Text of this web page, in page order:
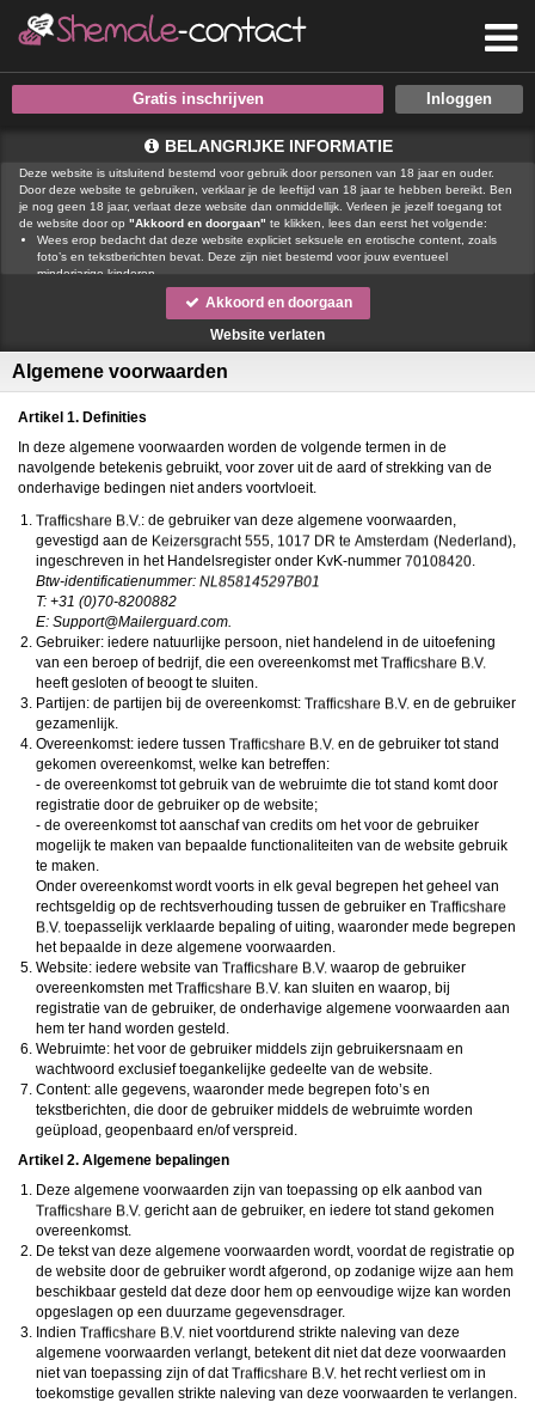
Gratis inschrijven
BELANGRIJKE INFORMATIE
Deze website is uitsluitend bestemd voor gebruik door personen van 18 jaar en ouder.
Door deze website te gebruiken, verklaar je de leeftijd van 18 jaar te hebben bereikt. Ben
je nog geen 18 jaar, verlaat deze website dan onmiddellijk. Verleen je jezelf toegang tot
de website door op "Akkoord en doorgaan" te klikken, lees dan eerst het volgende:
Wees erop bedacht dat deze website expliciet seksuele en erotische content, zoals
foto’s en tekstberichten bevat. Deze zijn niet bestemd voor jouw eventueel
minderjarige kinderen.
gebruikt functionele, analytische cookies, social media cookies en
vergelijkbare technieken, zoals Google Webmaster Tools, Google Analytics, Alexa
Certify, Yandex, Hotjar, Histats en Statcounter die automatisch gegevens kunnen
verzamelen wanneer je de website bezoekt. De gegevens verkregen uit de cookies,
teneinde het voor
Wees voorzichtig bij het praten met vreemden via deze website. Je weet immers nooit
achternaam, e-mailadres, huis- of werkadres, telefoonnummer of andere naar jou
herleidbare gegevens op deze website.
Zet iemand jou onder druk op deze website, bijvoorbeeld om persoonlijke of financiële
gegevens te verstrekken? Stop dan meteen met het communiceren met deze persoon.
Let er ook op dat mensen in staat zijn op een listige manier dergelijke gegevens van je
Voorkom dat jouw minderjarige kinderen met erotische of anderszins voor minderjarigen
ongeschikte online content in aanraking komen. Daarvoor enkele tips:
Installeer programma’s voor ouderlijk toezicht op jouw apparaat . Voorbeelden van
programma’s voor ouderlijk toezicht zijnNetnanny
. Deze programma’s werken zodanig dat toegang tot specifieke websites en
online inhoud worden geblokkeerd. Vaak blokkeren deze programma’s standaard al
een groot aantal websites waarvan algemeen verondersteld wordt dat deze
ongeschikt zijn voor minderjarigen. Door middel van updates kunnen daar steeds
nieuwe websites aan worden toegevoegd.
Neem contact op met jouw internetprovider
maken dat bepaalde informatie van internet wordt gefilterd. Je kunt jouw
internetprovider raadplegen om na te vragen of deze service ook voor jou mogelijk
is.
Controleer jouw webbrowser. Informeer je over de werking van jouw webbrowser
zodat je kunt zien welke websites door jouw minderjarige kinderen zijn bezocht.
Door in geval van ongewenste sitebezoeken jouw minderjarige kinderen daarop
aan te spreken, kun je jouw kinderen leren dat de websites niet voor hun geschikt
zijn. Bovendien kun je naar aanleiding daarvan beoordelen in hoeverre jouw kind
geïnteresseerd is in bepaalde websites, zodat je bovenstaande tips kunt hanteren.
Praat met jouw kinderen. Leer jouw minderjarige kinderen dat ze nooit
persoonsgegevens of persoonlijke informatie via internet moeten verstrekken aan
internet hoeft te zijn wie ze zeggen te zijn en dat men wel eens verkeerde
bedoelingen kan hebben als iemand via het internet contact opneemt met jouw
kind. Vertel jouw kinderen bovendien dat ze niet met vreemde andere minderjarigen
die zij online hebben ontmoet, moeten afspreken zonder daarover eerst met jou te
overleggen. Ook is het raadzaam jouw kind te vertellen dat hij jou meteen moet
laten weten wanneer iemand op internet contact met hem opneemt of wanneer
jouw kind seksueel getinte content of andere content waarvan hij schrikt, op
internet tegenkomt.
Via deze website verleent
chatdiensten voor entertainmentdoeleinden. Om van deze diensten gebruik te kunnen
maken, heb je credits nodig. Je ontvangt er bij jouw aanmelding een paar gratis, maar
daarna dien je voor credits te betalen. De kosten daarvoor tref je aan bij jouw
bestelling van credits en op de paginaKosten.
behoudt zich het recht voor om zelf profielen op deze website aan te
maken en namens deze profielen berichten aan jou als gebruiker te verzenden. Door
gefingeerd zijn. Deze gefingeerde profielen zijn alleen aangemaakt om berichten en
profiel zijn dan ook niet mogelijk.
Deze site wordt beschermd door reCAPTCHA, hetPrivacybeleiden deAlgemene
Voorwaardenvan Google zijn van toepassing.
hanteert een beschermplan met als doel het herkennen en in
bescherming nemen van consumenten die de aard van de diensten op deze website
mogelijk niet begrijpen. Het beschermplan houdt onder meer in dat jijzelf, maar ook
derden een toegangsverbod voor jou kunnen aanvragen. Meer informatie hierover tref
je aan op de paginaToegangsverbod.
Op het gebruik van deze website zijn dealgemene voorwaarden ,cookieverklaring
en
van toepassing. Door op
doorgaan"te klikken ga je met decookieverklaringenprivacybeleidakkoord.
Indien je je op de website registreert, ga je tevens akkoord met dealgemene
voorwaarden
Akkoord en doorgaan
Website verlaten
Algemene voorwaarden
Artikel 1. Definities
In deze algemene voorwaarden worden de volgende termen in de
navolgende betekenis gebruikt, voor zover uit de aard of strekking van de
onderhavige bedingen niet anders voortvloeit.
: de gebruiker van deze algemene voorwaarden,
gevestigd aan de
,
,
ingeschreven in het Handelsregister onder KvK-nummer
.
Btw-identificatienummer:
T: +31 (0)70-8200882
E: moc.draugreliaM@troppuS.
Gebruiker: iedere natuurlijke persoon, niet handelend in de uitoefening
van een beroep of bedrijf, die een overeenkomst met
heeft gesloten of beoogt te sluiten.
Partijen: de partijen bij de overeenkomst:
en de gebruiker
gezamenlijk.
Overeenkomst: iedere tussen
en de gebruiker tot stand
gekomen overeenkomst, welke kan betreffen:
- de overeenkomst tot gebruik van de webruimte die tot stand komt door
registratie door de gebruiker op de website;
- de overeenkomst tot aanschaf van credits om het voor de gebruiker
mogelijk te maken van bepaalde functionaliteiten van de website gebruik
te maken.
Onder overeenkomst wordt voorts in elk geval begrepen het geheel van
rechtsgeldig op de rechtsverhouding tussen de gebruiker en
toepasselijk verklaarde bepaling of uiting, waaronder mede begrepen
het bepaalde in deze algemene voorwaarden.
Website: iedere website van
waarop de gebruiker
overeenkomsten met
kan sluiten en waarop, bij
registratie van de gebruiker, de onderhavige algemene voorwaarden aan
hem ter hand worden gesteld.
Webruimte: het voor de gebruiker middels zijn gebruikersnaam en
wachtwoord exclusief toegankelijke gedeelte van de website.
Content: alle gegevens, waaronder mede begrepen foto’s en
tekstberichten, die door de gebruiker middels de webruimte worden
geüpload, geopenbaard en/of verspreid.
Artikel 2. Algemene bepalingen
Deze algemene voorwaarden zijn van toepassing op elk aanbod van
gericht aan de gebruiker, en iedere tot stand gekomen
overeenkomst.
De tekst van deze algemene voorwaarden wordt, voordat de registratie op
de website door de gebruiker wordt afgerond, op zodanige wijze aan hem
beschikbaar gesteld dat deze door hem op eenvoudige wijze kan worden
opgeslagen op een duurzame gegevensdrager.
Indien
niet voortdurend strikte naleving van deze
algemene voorwaarden verlangt, betekent dit niet dat deze voorwaarden
niet van toepassing zijn of dat
het recht verliest om in
toekomstige gevallen strikte naleving van deze voorwaarden te verlangen.